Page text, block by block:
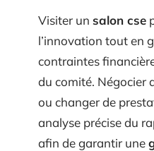
Visiter un salon cse
l’innovation tout en
contraintes
du comité. Négocier
ou changer de
analyse précise du
afin de garantir une